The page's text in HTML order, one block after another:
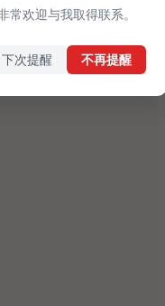
欢迎与我取得联系。
下次提醒 不再提醒